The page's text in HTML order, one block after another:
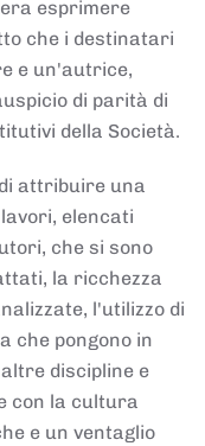
esprimere
che i destinatari
e un'autrice,
di parità di
della Società.
attribuire una
elencati
che si sono
la ricchezza
l'utilizzo di
che pongono in
discipline e
con la cultura
e un ventaglio